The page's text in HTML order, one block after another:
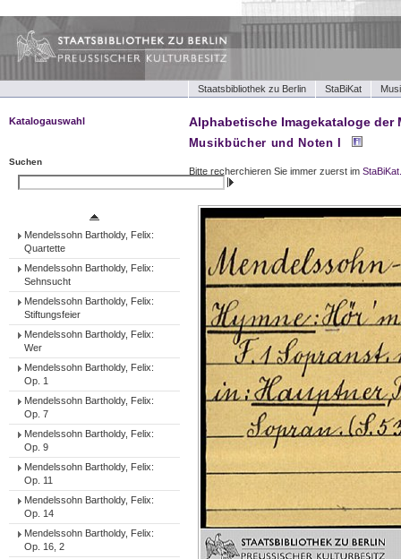
Staatsbibliothek zu Berlin StaBiKat
Katalogauswahl
Tonträger (Werke)
Tonträger (Interpreten)
Suchen
Mendelssohn Bartholdy, Felix:
Quartette
Mendelssohn Bartholdy, Felix:
Sehnsucht
Mendelssohn Bartholdy, Felix:
Stiftungsfeier
Mendelssohn Bartholdy, Felix:
Wer
Mendelssohn Bartholdy, Felix:
Op. 1
Mendelssohn Bartholdy, Felix:
Op. 7
Mendelssohn Bartholdy, Felix:
Op. 9
Mendelssohn Bartholdy, Felix:
Op. 11
Mendelssohn Bartholdy, Felix:
Op. 14
Mendelssohn Bartholdy, Felix:
Op. 16, 2
Alphabetische Imagekataloge der
Musikbücher und Noten I
Bitte recherchieren Sie immer zuerst im StaBiKat.